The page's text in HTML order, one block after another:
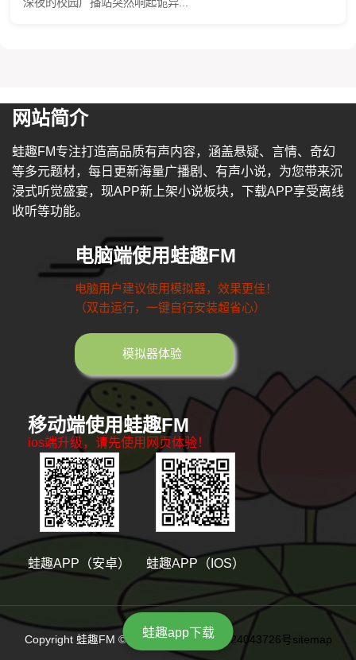
深夜的校园广播站突然响起诡异...
网站简介
蛙趣FM专注打造高品质有声内容，涵盖悬疑、言情、奇幻
等多元题材，每日更新海量广播剧、有声小说，为您带来沉
浸式听觉盛宴，现APP新上架小说板块，下载APP享受离线
收听等功能。
电脑端使用蛙趣FM
电脑用户建议使用模拟器，效果更佳！
（双击运行，一键自行安装超省心）
模拟器体验
移动端使用蛙趣FM
ios端升级，请先使用网页体验！
蛙趣APP（安卓） 蛙趣APP（IOS）
Copyright 蛙趣FM © 版权所有陕ICP备2024043726号sitemap
蛙趣app下载